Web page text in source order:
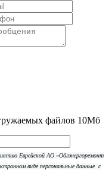
файлов 10Мб
Еврейской АО «Облэнергоремонт
виде персональные данные с